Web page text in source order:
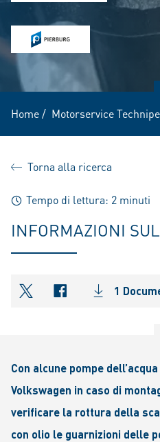
Home/ Motorservice
Torna alla ricerca
Tempo di lettura: 2 minuti
INFORMAZIONI
shareOntwitter 1
Con alcune pompe
Volkswagen in caso di
verificare la rottura della
con olio le guarnizioni delle